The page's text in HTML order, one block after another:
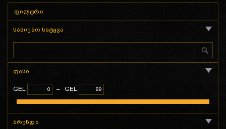
ფილტრი
საძიებო სიტყვა
ფასი
GEL – GEL
ბრენდი